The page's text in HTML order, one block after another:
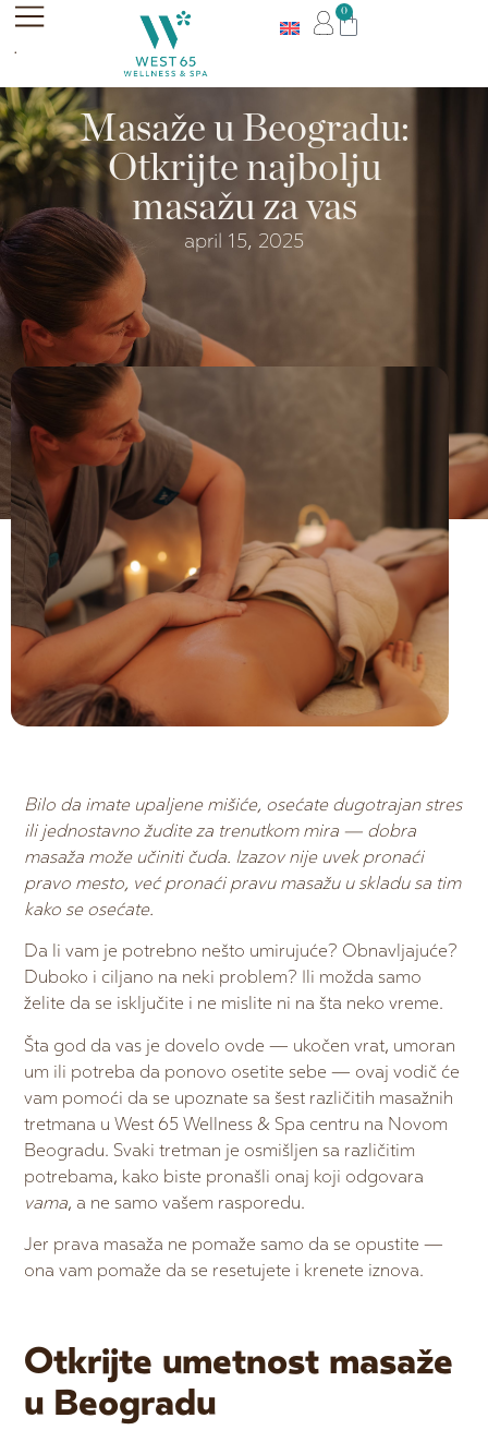
.
0
Masaže u Beogradu:
Otkrijte najbolju
masažu za vas
april 15, 2025
Bilo da imate upaljene mišiće, osećate dugotrajan stres
ili jednostavno žudite za trenutkom mira — dobra
masaža može učiniti čuda. Izazov nije uvek pronaći
pravo mesto, već pronaći pravu masažu u skladu sa tim
kako se osećate.
Da li vam je potrebno nešto umirujuće? Obnavljajuće?
Duboko i ciljano na neki problem? Ili možda samo
želite da se isključite i ne mislite ni na šta neko vreme.
Šta god da vas je dovelo ovde — ukočen vrat, umoran
um ili potreba da ponovo osetite sebe — ovaj vodič će
vam pomoći da se upoznate sa šest različitih masažnih
tretmana u West 65 Wellness & Spa centru na Novom
Beogradu. Svaki tretman je osmišljen sa različitim
potrebama, kako biste pronašli onaj koji odgovara
vama, a ne samo vašem rasporedu.
Jer prava masaža ne pomaže samo da se opustite —
ona vam pomaže da se resetujete i krenete iznova.
Otkrijte umetnost masaže
u Beogradu